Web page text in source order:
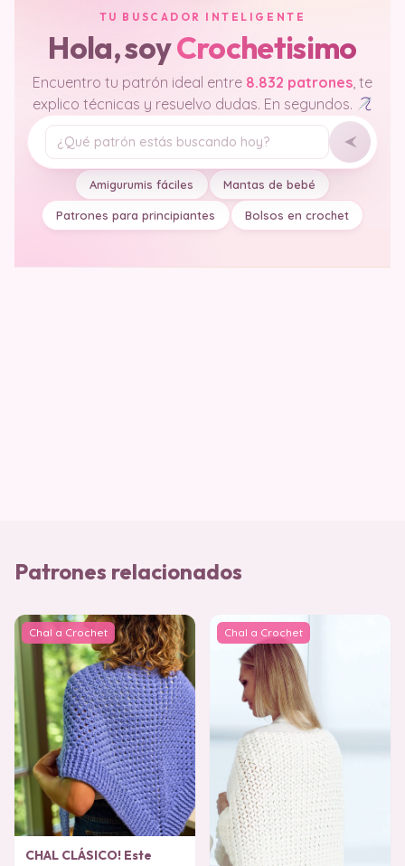
TU BUSCADOR INTELIGENTE
Hola, soyCrochetisimo
Encuentro tu patrón ideal entre 8.832 patrones, te
explico técnicas y resuelvo dudas. En segundos.
Tu pregunta
Amigurumis fáciles Mantas de bebé
Patrones para principiantes Bolsos en crochet
Patrones relacionados
Chal a Crochet
CHAL CLÁSICO! Este
Chal a Crochet